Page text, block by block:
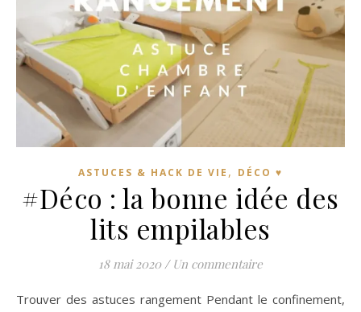
ASTUCES & HACK DE VIE , DÉCO ♥
#Déco : la bonne idée des
lits empilables
18 mai 2020 / Un commentaire
Trouver des astuces rangement Pendant le confinement,